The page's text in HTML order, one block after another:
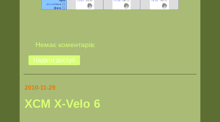
Немає коментарів:
Надати доступ
2010-11-29
XCM Х-Velo 6